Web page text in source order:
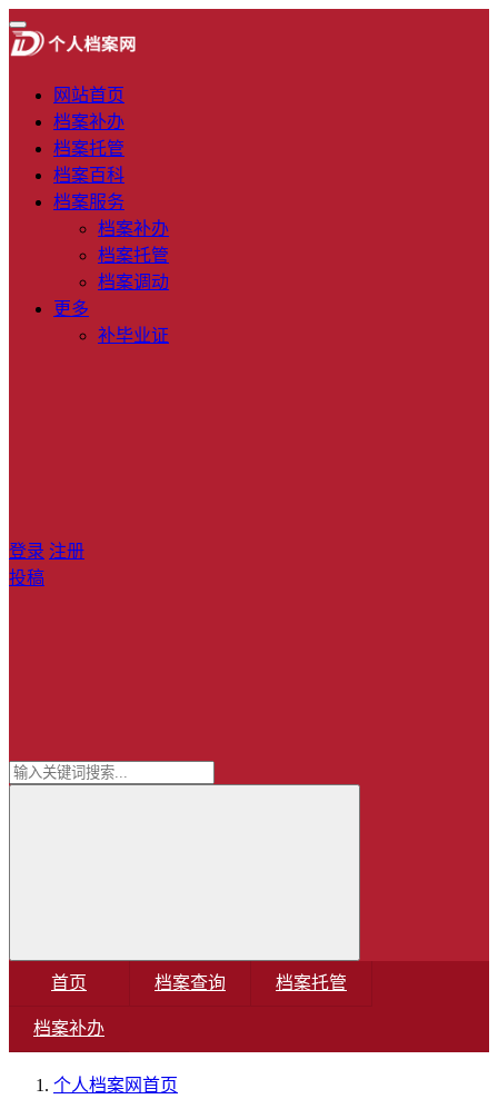
网站首页
档案补办
档案托管
档案百科
档案服务
档案补办
档案托管
档案调动
更多
补毕业证
登录 注册
投稿
首页 档案查询 档案托管
档案补办
个人档案网首页